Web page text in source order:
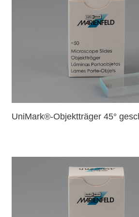
UniMark®-Objektträger 45°